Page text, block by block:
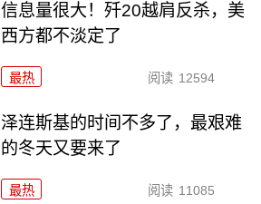
信息量很大！歼20越肩反杀，美
西方都不淡定了
最热 阅读 12594
泽连斯基的时间不多了，最艰难
的冬天又要来了
最热 阅读 11085